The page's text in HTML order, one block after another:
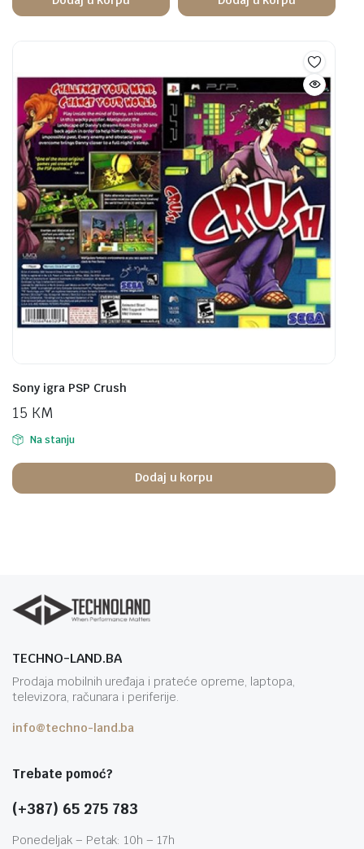
Sony igra PSP Crush
15 KM
Na stanju
Dodaj u korpu
TECHNO-LAND.BA
Prodaja mobilnih uređaja i prateće opreme, laptopa,
televizora, računara i periferije.
info@techno-land.ba
Trebate pomoć?
(+387) 65 275 783
Ponedeljak – Petak: 10h – 17h